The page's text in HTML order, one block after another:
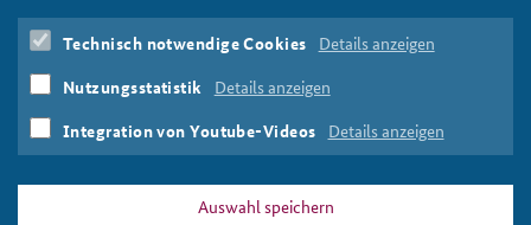
weiter
NATO Europa China
Zusammenarbeit,Belt and Road Initiative
Pazifik
Technisch notwendige Cookies Details anzeigen
Nutzungsstatistik Details anzeigen
Integration von Youtube-Videos Details anzeigen
Auswahl speichern